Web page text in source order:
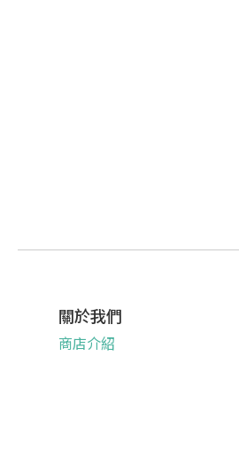
關於我們
商店介紹